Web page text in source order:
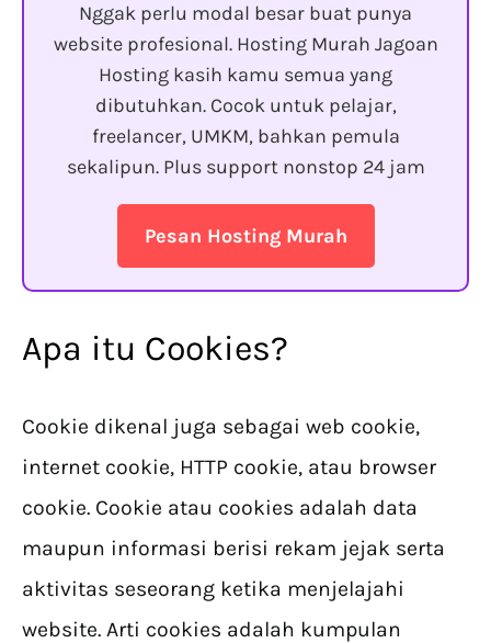
Nggak perlu modal besar buat punya
website profesional. Hosting Murah Jagoan
Hosting kasih kamu semua yang
dibutuhkan. Cocok untuk pelajar,
freelancer, UMKM, bahkan pemula
sekalipun. Plus support nonstop 24 jam
Pesan Hosting Murah
Apa itu Cookies?
Cookie dikenal juga sebagai web cookie,
internet cookie, HTTP cookie, atau browser
cookie. Cookie atau cookies adalah data
maupun informasi berisi rekam jejak serta
aktivitas seseorang ketika menjelajahi
website. Arti cookies adalah kumpulan